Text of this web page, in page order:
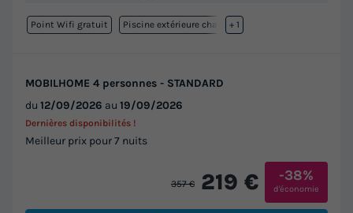
Point Wifi gratuit Piscine extérieure chauffée
+ 1
MOBILHOME 4 personnes - STANDARD
du 12/09/2026 au 19/09/2026
Meilleur prix pour 7 nuits
Dernières disponibilités !
357 € 219 € -38%
d'économie